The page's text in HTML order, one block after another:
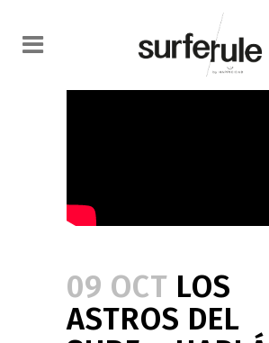
09 OCT LOS
ASTROS DEL